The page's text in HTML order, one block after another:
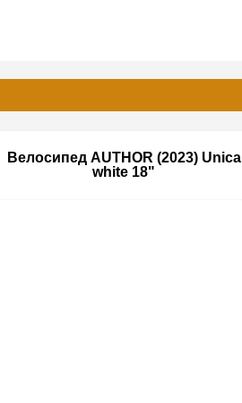
Велосипед AUTHOR (2023) Unica
white 18"